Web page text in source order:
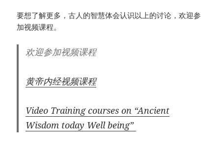
要想了解更多，古人的智慧体会认识以上的讨论，欢迎参
加视频课程。
欢迎参加视频课程
黄帝内经视频课程
Video Trainingcourses on “Ancient
Wisdom today Well being”